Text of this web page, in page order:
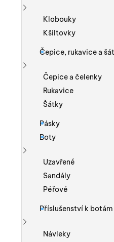
Zobrazit více
Klobouky
Kšiltovky
Čepice, rukavice a
Zobrazit více
Čepice a čelenky
Rukavice
Šátky
Pásky
Boty
Zobrazit více
Uzavřené
Sandály
Péřové
Příslušenství k botám
Zobrazit více
Návleky